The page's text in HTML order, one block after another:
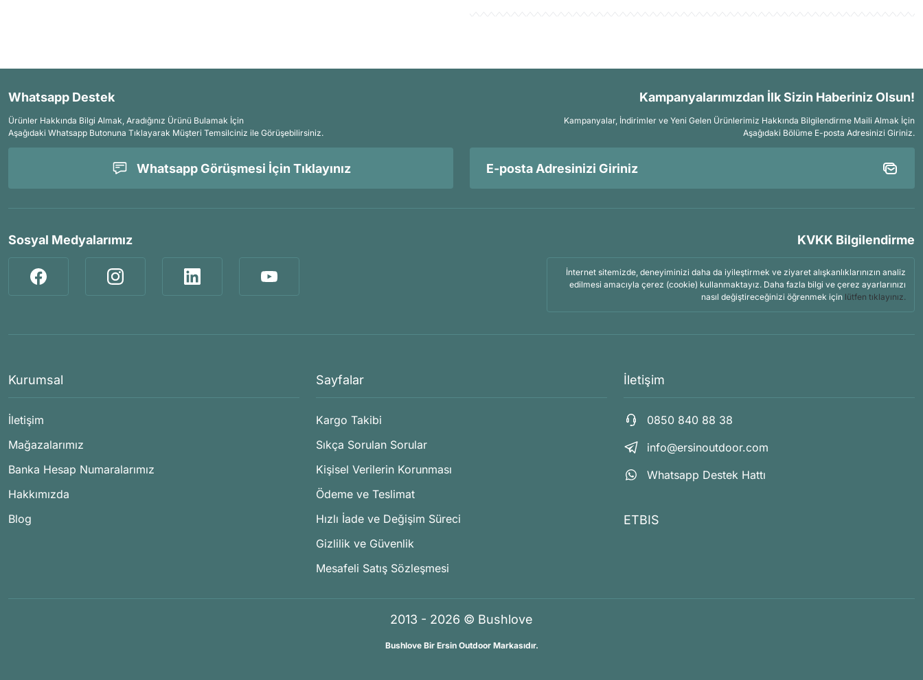
Whatsapp Destek
Ürünler Hakkında Bilgi Almak, Aradığınız Ürünü Bulamak İçin
Aşağıdaki Whatsapp Butonuna Tıklayarak Müşteri Temsilciniz ile Görüşebilirsiniz.
Whatsapp Görüşmesi İçin Tıklayınız
Kampanyalarımızdan İlk Sizin Haberiniz Olsun!
Kampanyalar, İndirimler ve Yeni Gelen Ürünlerimiz Hakkında Bilgilendirme Maili Almak İçin
Aşağıdaki Bölüme E-posta Adresinizi Giriniz.
Sosyal Medyalarımız KVKK Bilgilendirme
İnternet sitemizde, deneyiminizi daha da iyileştirmek ve ziyaret alışkanlıklarınızın analiz
edilmesi amacıyla çerez (cookie) kullanmaktayız. Daha fazla bilgi ve çerez ayarlarınızı
nasıl değiştireceğinizi öğrenmek için lütfen tıklayınız.
Kurumsal
İletişim
Mağazalarımız
Banka Hesap Numaralarımız
Hakkımızda
Blog
Sayfalar
Kargo Takibi
Sıkça Sorulan Sorular
Kişisel Verilerin Korunması
Ödeme ve Teslimat
Hızlı İade ve Değişim Süreci
Gizlilik ve Güvenlik
Mesafeli Satış Sözleşmesi
İletişim
0850 840 88 38
info@ersinoutdoor.com
Whatsapp Destek Hattı
ETBIS
2013 - 2026 © Bushlove
Bushlove Bir Ersin Outdoor Markasıdır.